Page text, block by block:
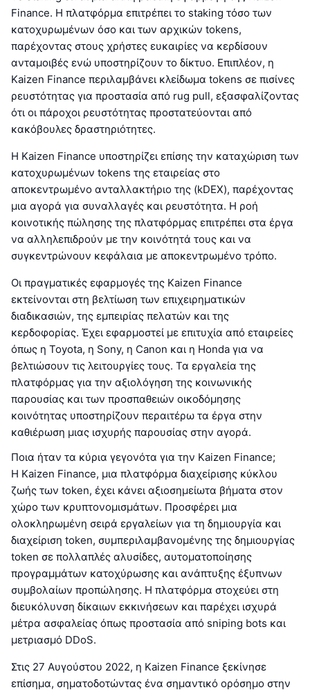
Finance. Η πλατφόρμα επιτρέπει το staking τόσο των
κατοχυρωμένων όσο και των αρχικών tokens,
παρέχοντας στους χρήστες ευκαιρίες να κερδίσουν
ανταμοιβές ενώ υποστηρίζουν το δίκτυο. Επιπλέον, η
Kaizen Finance περιλαμβάνει κλείδωμα tokens σε πισίνες
ρευστότητας για προστασία από rug pull, εξασφαλίζοντας
ότι οι πάροχοι ρευστότητας προστατεύονται από
κακόβουλες δραστηριότητες.
Η Kaizen Finance υποστηρίζει επίσης την καταχώριση των
κατοχυρωμένων tokens της εταιρείας στο
αποκεντρωμένο ανταλλακτήριο της (kDEX), παρέχοντας
μια αγορά για συναλλαγές και ρευστότητα. Η ροή
κοινοτικής πώλησης της πλατφόρμας επιτρέπει στα έργα
να αλληλεπιδρούν με την κοινότητά τους και να
συγκεντρώνουν κεφάλαια με αποκεντρωμένο τρόπο.
Οι πραγματικές εφαρμογές της Kaizen Finance
εκτείνονται στη βελτίωση των επιχειρηματικών
διαδικασιών, της εμπειρίας πελατών και της
κερδοφορίας. Έχει εφαρμοστεί με επιτυχία από εταιρείες
όπως η Toyota, η Sony, η Canon και η Honda για να
βελτιώσουν τις λειτουργίες τους. Τα εργαλεία της
πλατφόρμας για την αξιολόγηση της κοινωνικής
παρουσίας και των προσπαθειών οικοδόμησης
κοινότητας υποστηρίζουν περαιτέρω τα έργα στην
καθιέρωση μιας ισχυρής παρουσίας στην αγορά.
Ποια ήταν τα κύρια γεγονότα για την Kaizen Finance;
Η Kaizen Finance, μια πλατφόρμα διαχείρισης κύκλου
ζωής των token, έχει κάνει αξιοσημείωτα βήματα στον
χώρο των κρυπτονομισμάτων. Προσφέρει μια
ολοκληρωμένη σειρά εργαλείων για τη δημιουργία και
διαχείριση token, συμπεριλαμβανομένης της δημιουργίας
token σε πολλαπλές αλυσίδες, αυτοματοποίησης
προγραμμάτων κατοχύρωσης και ανάπτυξης έξυπνων
συμβολαίων προπώλησης. Η πλατφόρμα στοχεύει στη
διευκόλυνση δίκαιων εκκινήσεων και παρέχει ισχυρά
μέτρα ασφαλείας όπως προστασία από sniping bots και
μετριασμό DDoS.
Στις 27 Αυγούστου 2022, η Kaizen Finance ξεκίνησε
επίσημα, σηματοδοτώντας ένα σημαντικό ορόσημο στην